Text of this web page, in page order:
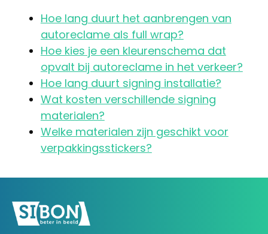
Hoe lang duurt het aanbrengen van
autoreclame als full wrap?
Hoe kies je een kleurenschema dat
opvalt bij autoreclame in het verkeer?
Hoe lang duurt signing installatie?
Wat kosten verschillende signing
materialen?
Welke materialen zijn geschikt voor
verpakkingsstickers?